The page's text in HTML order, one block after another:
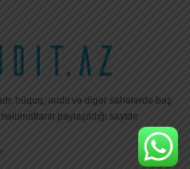
hüquq, audit və digər sahələrdə baş
paylaşıldığı saytdır